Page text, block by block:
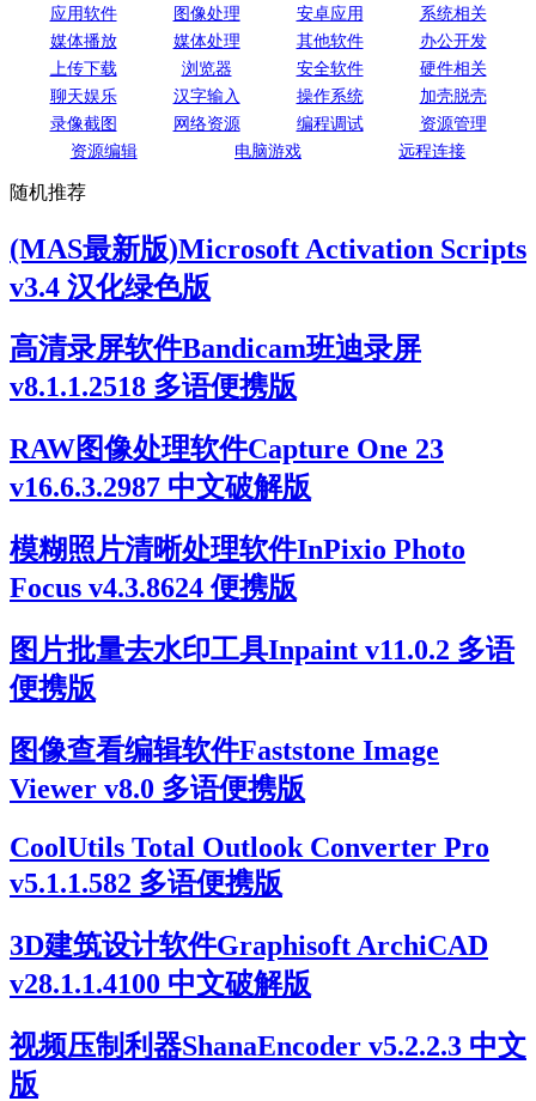
应用软件 图像处理 安卓应用
系统相关
媒体播放
媒体处理 其他软件
办公开发
上传下载
浏览器 安全软件
硬件相关
聊天娱乐
汉字输入 操作系统
加壳脱壳
录像截图
网络资源 编程调试
资源管理
资源编辑
电脑游戏 远程连接
随机推荐
(MAS最新版)Microsoft Activation Scripts
v3.4 汉化绿色版
高清录屏软件Bandicam班迪录屏
v8.1.1.2518 多语便携版
RAW图像处理软件Capture One 23
v16.6.3.2987 中文破解版
模糊照片清晰处理软件InPixio Photo
Focus v4.3.8624 便携版
图片批量去水印工具Inpaint v11.0.2 多语
便携版
图像查看编辑软件Faststone Image
Viewer v8.0 多语便携版
CoolUtils Total Outlook Converter Pro
v5.1.1.582 多语便携版
3D建筑设计软件Graphisoft ArchiCAD
v28.1.1.4100 中文破解版
视频压制利器ShanaEncoder v5.2.2.3 中文
版